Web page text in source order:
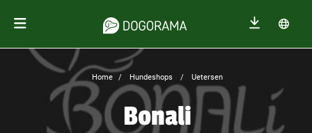
Home Hundeshops Uetersen
Bonali